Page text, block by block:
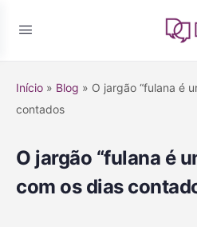
Início » Blog » O jargão “fulana é
contados
O jargão “fulana é
com os dias